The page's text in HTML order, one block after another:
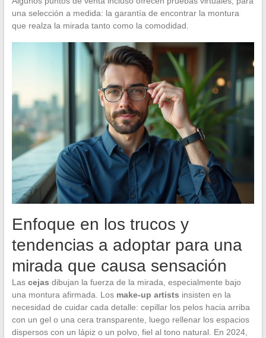
una selección a medida: la garantía de encontrar la montura
que realza la mirada tanto como la comodidad.
Enfoque en los trucos y
tendencias a adoptar para una
mirada que causa sensación
Las cejas dibujan la fuerza de la mirada, especialmente bajo
una montura afirmada. Los make-up artists insisten en la
necesidad de cuidar cada detalle: cepillar los pelos hacia arriba
con un gel o una cera transparente, luego rellenar los espacios
dispersos con un lápiz o un polvo, fiel al tono natural. En 2024,